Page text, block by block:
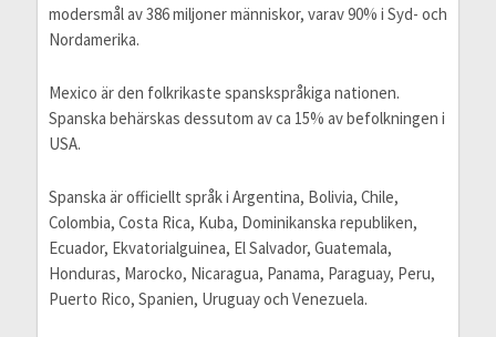
modersmål av 386 miljoner människor, varav 90% i Syd- och
Nordamerika.
Mexico är den folkrikaste spanskspråkiga nationen.
Spanska behärskas dessutom av ca 15% av befolkningen i
USA.
Spanska är officiellt språk i Argentina, Bolivia, Chile,
Colombia, Costa Rica, Kuba, Dominikanska republiken,
Ecuador, Ekvatorialguinea, El Salvador, Guatemala,
Honduras, Marocko, Nicaragua, Panama, Paraguay, Peru,
Puerto Rico, Spanien, Uruguay och Venezuela.